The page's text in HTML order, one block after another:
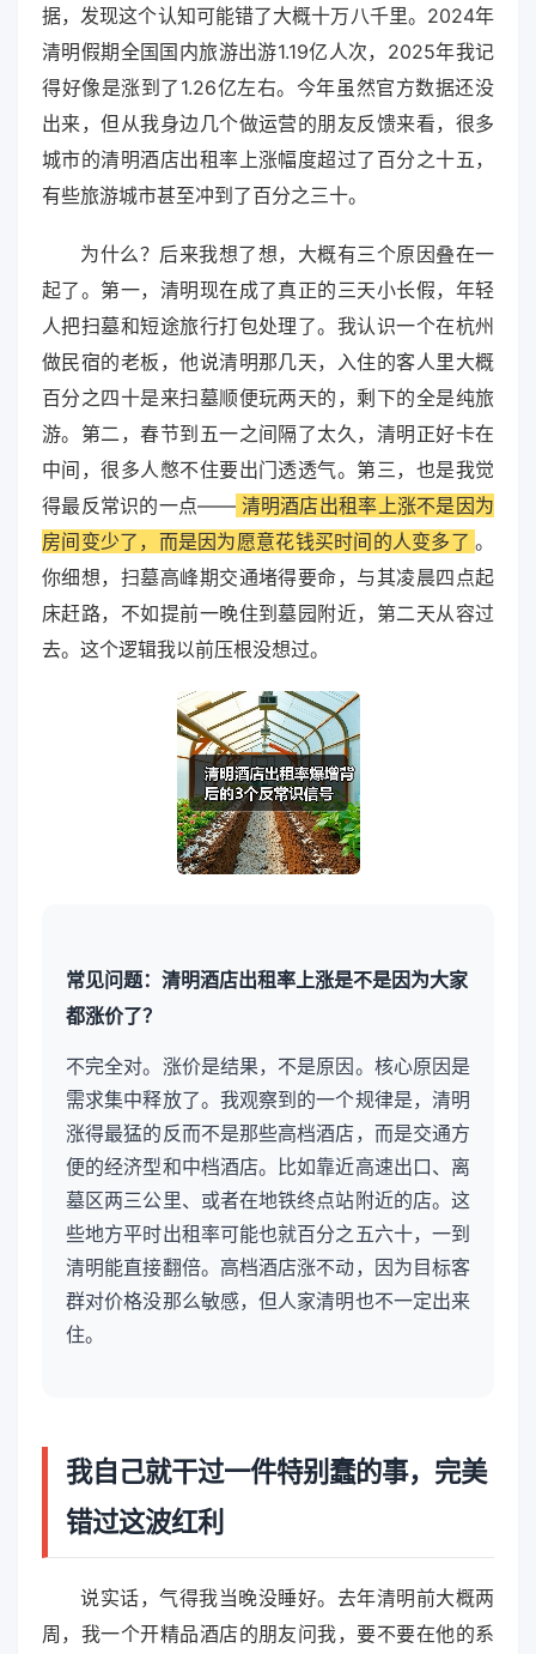
据，发现这个认知可能错了大概十万八千里。2024年
清明假期全国国内旅游出游1.19亿人次，2025年我记
得好像是涨到了1.26亿左右。今年虽然官方数据还没
出来，但从我身边几个做运营的朋友反馈来看，很多
城市的清明酒店出租率上涨幅度超过了百分之十五，
有些旅游城市甚至冲到了百分之三十。
为什么？后来我想了想，大概有三个原因叠在一
起了。第一，清明现在成了真正的三天小长假，年轻
人把扫墓和短途旅行打包处理了。我认识一个在杭州
做民宿的老板，他说清明那几天，入住的客人里大概
百分之四十是来扫墓顺便玩两天的，剩下的全是纯旅
游。第二，春节到五一之间隔了太久，清明正好卡在
中间，很多人憋不住要出门透透气。第三，也是我觉
得最反常识的一点—— 清明酒店出租率上涨不是因为
房间变少了，而是因为愿意花钱买时间的人变多了 。
你细想，扫墓高峰期交通堵得要命，与其凌晨四点起
床赶路，不如提前一晚住到墓园附近，第二天从容过
去。这个逻辑我以前压根没想过。
常见问题：清明酒店出租率上涨是不是因为大家
都涨价了？
不完全对。涨价是结果，不是原因。核心原因是
需求集中释放了。我观察到的一个规律是，清明
涨得最猛的反而不是那些高档酒店，而是交通方
便的经济型和中档酒店。比如靠近高速出口、离
墓区两三公里、或者在地铁终点站附近的店。这
些地方平时出租率可能也就百分之五六十，一到
清明能直接翻倍。高档酒店涨不动，因为目标客
群对价格没那么敏感，但人家清明也不一定出来
住。
我自己就干过一件特别蠢的事，完美
错过这波红利
说实话，气得我当晚没睡好。去年清明前大概两
周，我一个开精品酒店的朋友问我，要不要在他的系